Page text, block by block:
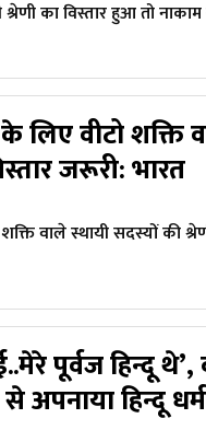
का विस्तार हुआ तो
लिए वीटो शक्ति
जरूरी: भारत
वाले स्थायी सदस्यों की
पूर्वज हिन्दू थे’,
से अपनाया हिन्दू धर्म